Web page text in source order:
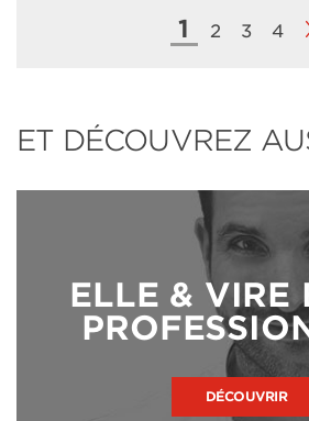
1 2 3 4
ET DÉCOUVREZ
ELLE & VIRE
DÉCOUVRIR